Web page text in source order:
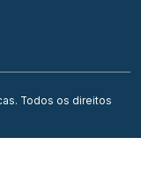
Todos os direitos